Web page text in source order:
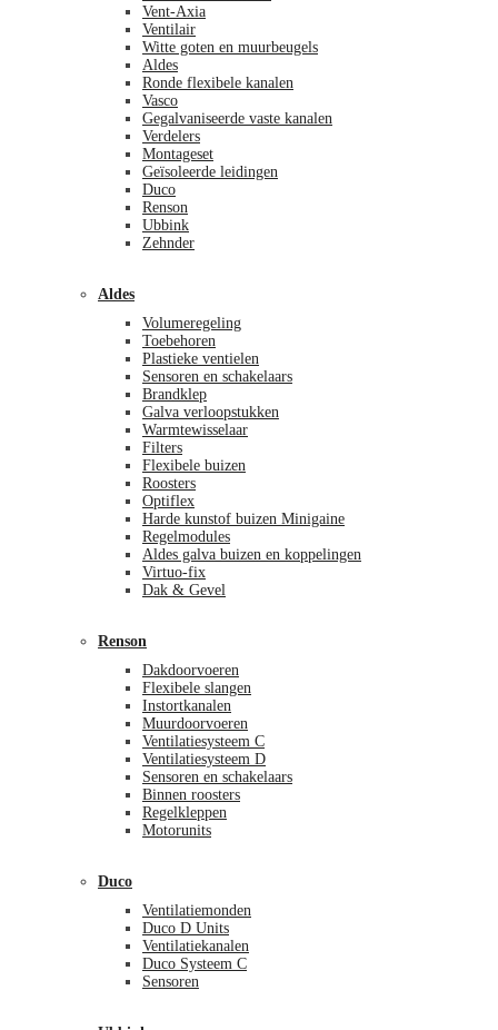
Vent-Axia
Ventilair
Witte goten en muurbeugels
Aldes
Ronde flexibele kanalen
Vasco
Gegalvaniseerde vaste kanalen
Verdelers
Montageset
Geïsoleerde leidingen
Duco
Renson
Ubbink
Zehnder
Aldes
Volumeregeling
Toebehoren
Plastieke ventielen
Sensoren en schakelaars
Brandklep
Galva verloopstukken
Warmtewisselaar
Filters
Flexibele buizen
Roosters
Optiflex
Harde kunstof buizen Minigaine
Regelmodules
Aldes galva buizen en koppelingen
Virtuo-fix
Dak & Gevel
Renson
Dakdoorvoeren
Flexibele slangen
Instortkanalen
Muurdoorvoeren
Ventilatiesysteem C
Ventilatiesysteem D
Sensoren en schakelaars
Binnen roosters
Regelkleppen
Motorunits
Duco
Ventilatiemonden
Duco D Units
Ventilatiekanalen
Duco Systeem C
Sensoren